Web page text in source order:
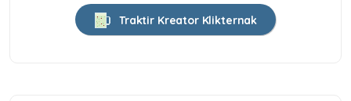
Traktir Kreator Klikternak